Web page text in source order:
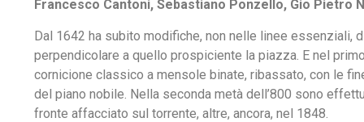
Francesco Cantoni, Sebastiano Ponzello, Gio Pietro
Dal 1642 ha subito modifiche, non nelle linee essenziali,
perpendicolare a quello prospiciente la piazza. E nel
cornicione classico a mensole binate, ribassato, con le
del piano nobile. Nella seconda metà dell’800 sono
fronte affacciato sul torrente, altre, ancora, nel 1848.